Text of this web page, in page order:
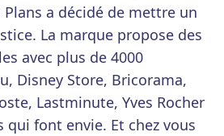
a décidé de mettre un
La marque propose des
avec plus de 4000
Disney Store, Bricorama,
Lastminute, Yves Rocher
qui font envie. Et chez vous